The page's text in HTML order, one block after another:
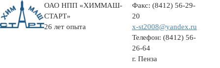
ОАО НПП «ХИММАШ-
СТАРТ»
26 лет опыта
Факс: (8412) 56-29-
20
x-st2008@yandex.ru
Телефон: (8412) 56-
26-64
г. Пенза